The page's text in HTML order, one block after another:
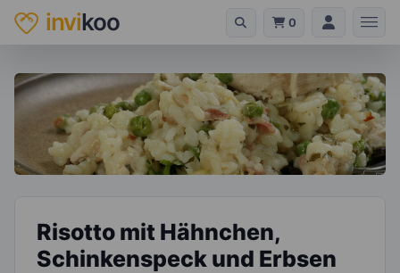
invikoo 0
Risotto mit Hähnchen,
Schinkenspeck und Erbsen